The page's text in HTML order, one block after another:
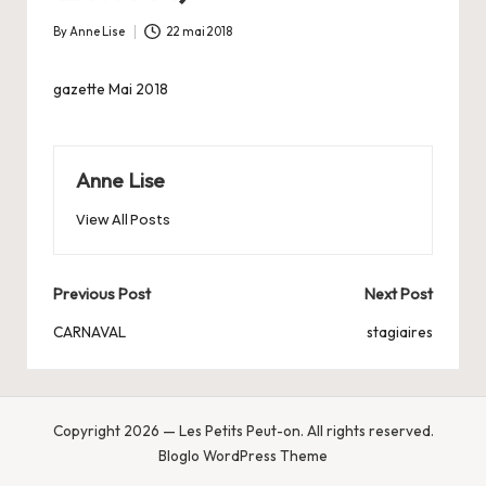
Posted
ByAnne Lise 22 mai 2018
gazette Mai 2018
Anne Lise
View All Posts
Post
navigation
Previous Post
CARNAVAL
Next Post
stagiaires
Copyright 2026 — Les Petits Peut-on. All rights reserved.
Bloglo WordPress Theme